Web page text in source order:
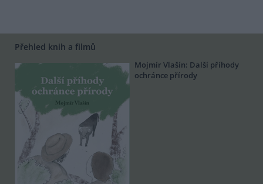
Přehled knih a filmů
Mojmír Vlašín: Další příhody
ochránce přírody